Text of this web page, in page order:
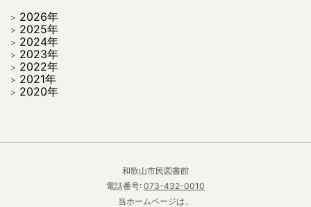
2026年
2025年
2024年
2023年
2022年
2021年
2020年
和歌山市民図書館
電話番号: 073-432-0010
当ホームページは、